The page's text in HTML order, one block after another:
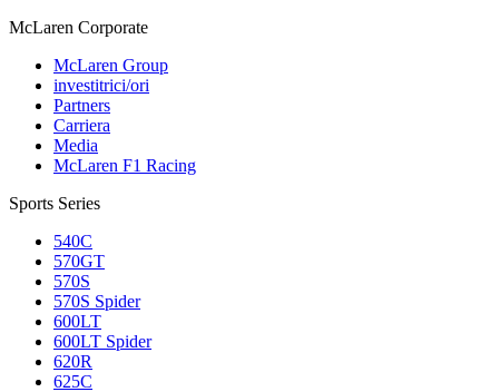
McLaren Corporate
McLaren Group
investitrici/ori
Partners
Carriera
Media
McLaren F1 Racing
Sports Series
540C
570GT
570S
570S Spider
600LT
600LT Spider
620R
625C